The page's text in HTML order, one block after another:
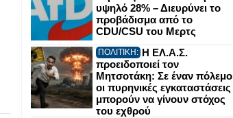
υψηλό 28% – Διευρύνει το
προβάδισμα από το
CDU/CSU του Μερτς
ΠΟΛΙΤΙΚΗ: Η ΕΛ.Α.Σ.
προειδοποιεί τον
Μητσοτάκη: Σε έναν πόλεμο
οι πυρηνικές εγκαταστάσεις
μπορούν να γίνουν στόχος
του εχθρού